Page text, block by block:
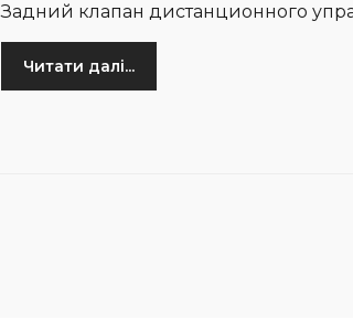
Задний клапан дистанционного
Читати далі...